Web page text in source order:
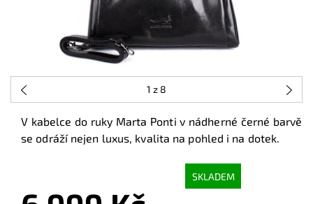
1 z 8
V kabelce do ruky Marta Ponti v nádherné černé barvě
se odráží nejen luxus, kvalita na pohled i na dotek.
SKLADEM